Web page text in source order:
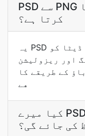
PSD سے PNG تبدیل کرنے والا کیا
کرتا ہے؟
یہ PSD تصوير لے کر پيکسل ڈیٹا کو PNG کے
اور ريزوليشن
کے طريقے کا
هے
کیا میرے PSD میں شفافیت PNG میں
کی جائے گی؟